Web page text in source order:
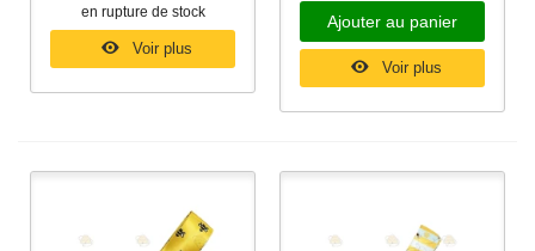
en rupture de stock
Voir plus
Ajouter au panier
Voir plus